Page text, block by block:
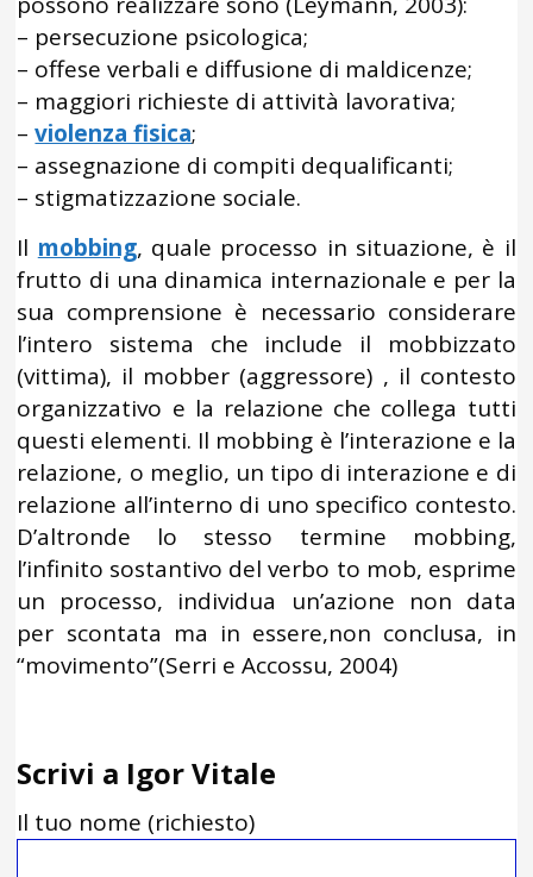
– persecuzione psicologica;
– offese verbali e diffusione di maldicenze;
– maggiori richieste di attività lavorativa;
–violenza fisica;
– assegnazione di compiti dequalificanti;
– stigmatizzazione sociale.
Il mobbing, quale processo in situazione, è il
frutto di una dinamica internazionale e per la
sua comprensione è necessario considerare
l’intero sistema che include il mobbizzato
(vittima), il mobber (aggressore) , il contesto
organizzativo e la relazione che collega tutti
questi elementi. Il mobbing è l’interazione e la
relazione, o meglio, un tipo di interazione e di
relazione all’interno di uno specifico contesto.
D’altronde lo stesso termine mobbing,
l’infinito sostantivo del verbo to mob, esprime
un processo, individua un’azione non data
per scontata ma in essere,non conclusa, in
“movimento”(Serri e Accossu, 2004)
Scrivi a Igor Vitale
Il tuo nome (richiesto)